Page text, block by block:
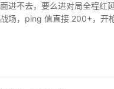
进不去，要么进对局全程红
场，ping 值直接 200+，开枪
肤、限定干···